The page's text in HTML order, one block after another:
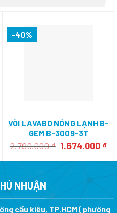
₫.
-40%
VÒI LAVABO NÓNG LẠNH B-
GEM B-3009-3T
2.790.000₫ Giá
là:
1.674.000 ₫
tại
NHUẬN
cầu kiệu, TP.HCM ( phường